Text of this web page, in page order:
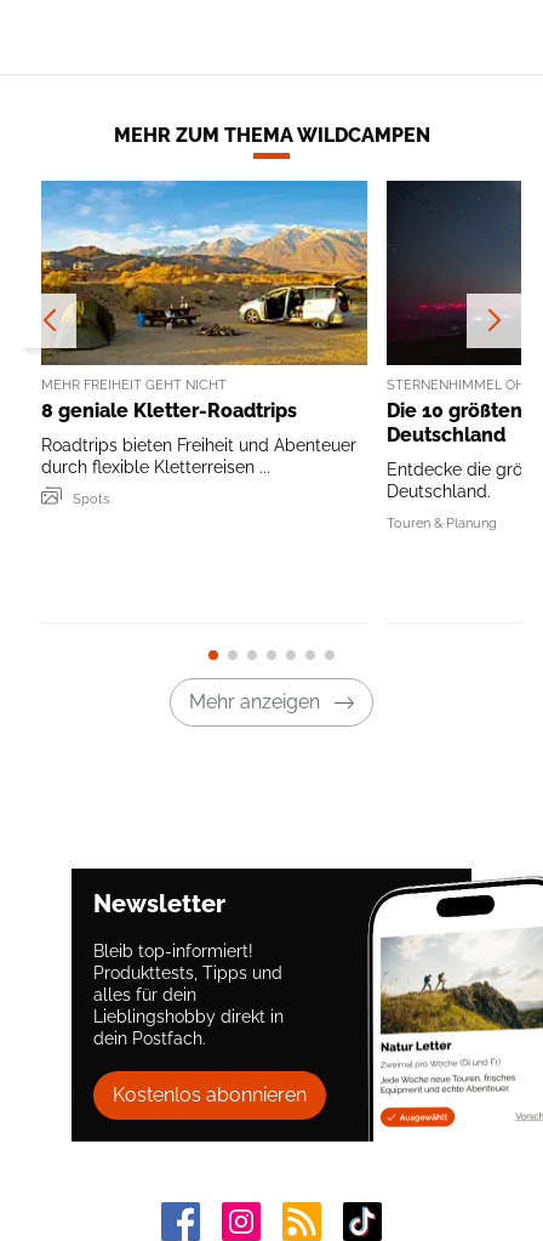
MEHR ZUM THEMA WILDCAMPEN
MEHR FREIHEIT GEHT NICHT
8 geniale Kletter-Roadtrips
Roadtrips bieten Freiheit und Abenteuer
durch flexible Kletterreisen ...
Spots
STERNENHIMMEL OHO!
Die 10 größten
Deutschland
Entdecke die
Deutschland.
Touren & Planung
Mehr anzeigen
Newsletter
Bleib top-informiert!
Produkttests, Tipps und
alles für dein
Lieblingshobby direkt in
dein Postfach.
Kostenlos abonnieren